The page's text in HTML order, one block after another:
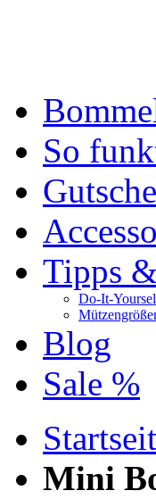
So
Tipps
Do-It-
Blog
Sale %
Mini